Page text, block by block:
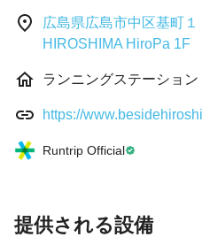
広島県広島市中区基町
HIROSHIMA HiroPa 1F
ランニングステーション
https://
Runtrip Official
提供される設備